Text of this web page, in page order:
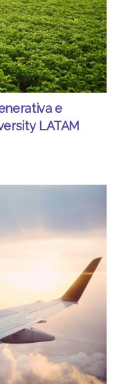
e
LATAM